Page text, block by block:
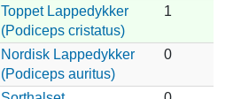
Toppet Lappedykker
(Podiceps cristatus)
1
Nordisk Lappedykker
(Podiceps auritus)
0